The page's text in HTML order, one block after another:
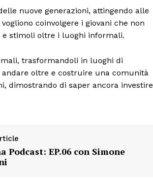
AREEINTERNE
Canale TV 70/80/90
SPORT
nuove generazioni, attingendo alle
coinvolgere i giovani che non
e stimoli oltre i luoghi informali.
trasformandoli in luoghi di
andare oltre e costruire una comunità
dimostrando di saper ancora investire
Podcast: EP.06 con Simone